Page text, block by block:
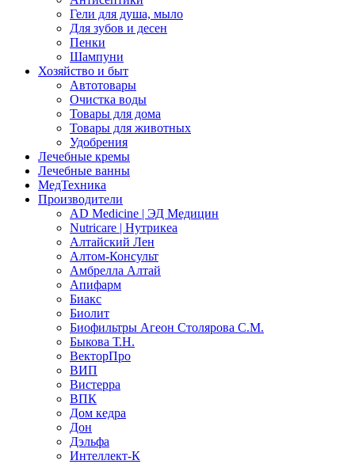
Гели для душа, мыло
Для зубов и десен
Пенки
Шампуни
Хозяйство и быт
Автотовары
Очистка воды
Товары для дома
Товары для животных
Удобрения
Лечебные кремы
Лечебные ванны
МедТехника
Производители
AD Medicine | ЭД Медицин
Nutricare | Нутрикеа
Алтайский Лен
Алтом-Консульт
Амбрелла Алтай
Апифарм
Биакс
Биолит
Биофильтры Агеон Столярова С.М.
Быкова Т.Н.
ВекторПро
ВИП
Вистерра
ВПК
Дом кедра
Дон
Дэльфа
Интеллект-К